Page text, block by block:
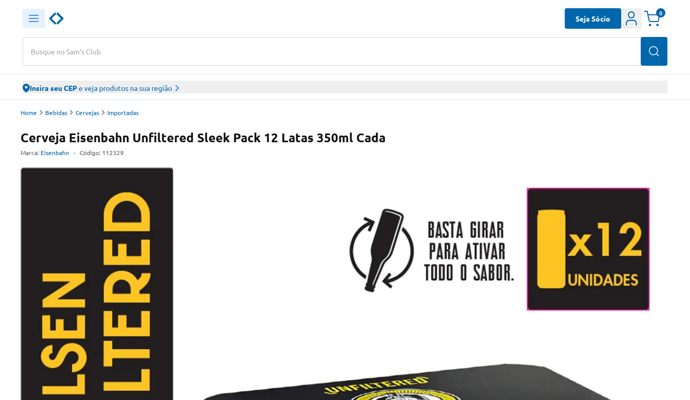
Busque no Sam's Club
Seja Sócio
0
Insira seu CEPe veja produtos na sua região
Home Bebidas Cervejas Importadas
Cerveja Eisenbahn Unfiltered Sleek Pack 12 Latas 350ml Cada
Marca: Eisenbahn - Código: 112329